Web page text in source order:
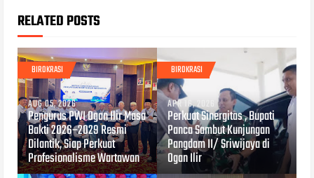
RELATED POSTS
BIROKRASI
AUG 05, 2026
Pengurus PWI Ogan Ilir Masa
Bakti 2026–2029 Resmi
Dilantik, Siap Perkuat
Profesionalisme Wartawan
BIROKRASI
APR 16, 2026
Perkuat Sinergitas , Bupati
Panca Sambut Kunjungan
Pangdam II/ Sriwijaya di
Ogan Ilir